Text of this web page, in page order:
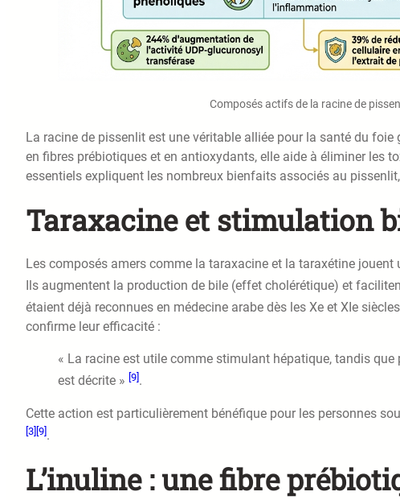
Composés actifs de la racine de
La racine de pissenlit est une véritable alliée pour la santé du
en fibres prébiotiques et en antioxydants, elle aide à éliminer les
essentiels expliquent les nombreux bienfaits associés au
Taraxacine et stimulation
Les composés amers comme la taraxacine et la taraxétine
Ils augmentent la production de bile (effet cholérétique) et
étaient déjà reconnues en médecine arabe dès les Xe et XIe siècles
confirme leur efficacité :
« La racine est utile comme stimulant hépatique, tandis
est décrite » [9].
Cette action est particulièrement bénéfique pour les personnes
[3] [9] .
L’inuline : une fibre